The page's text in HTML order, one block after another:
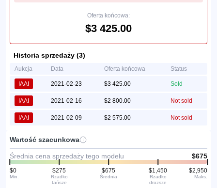
Oferta końcowa:
$3 425.00
Historia sprzedaży (3)
Aukcja Data Oferta końcowa Status
IAAI 2021-02-23 $3 425.00 Sold
IAAI 2021-02-16 $2 800.00 Not sold
IAAI 2021-02-09 $2 575.00 Not sold
Wartość szacunkowa
Średnia cena sprzedaży tego modelu $675
$0
Min.
$275
Rzadko
tańsze
$675
Średnia
$1,450
Rzadko
droższe
$2,950
Maks.